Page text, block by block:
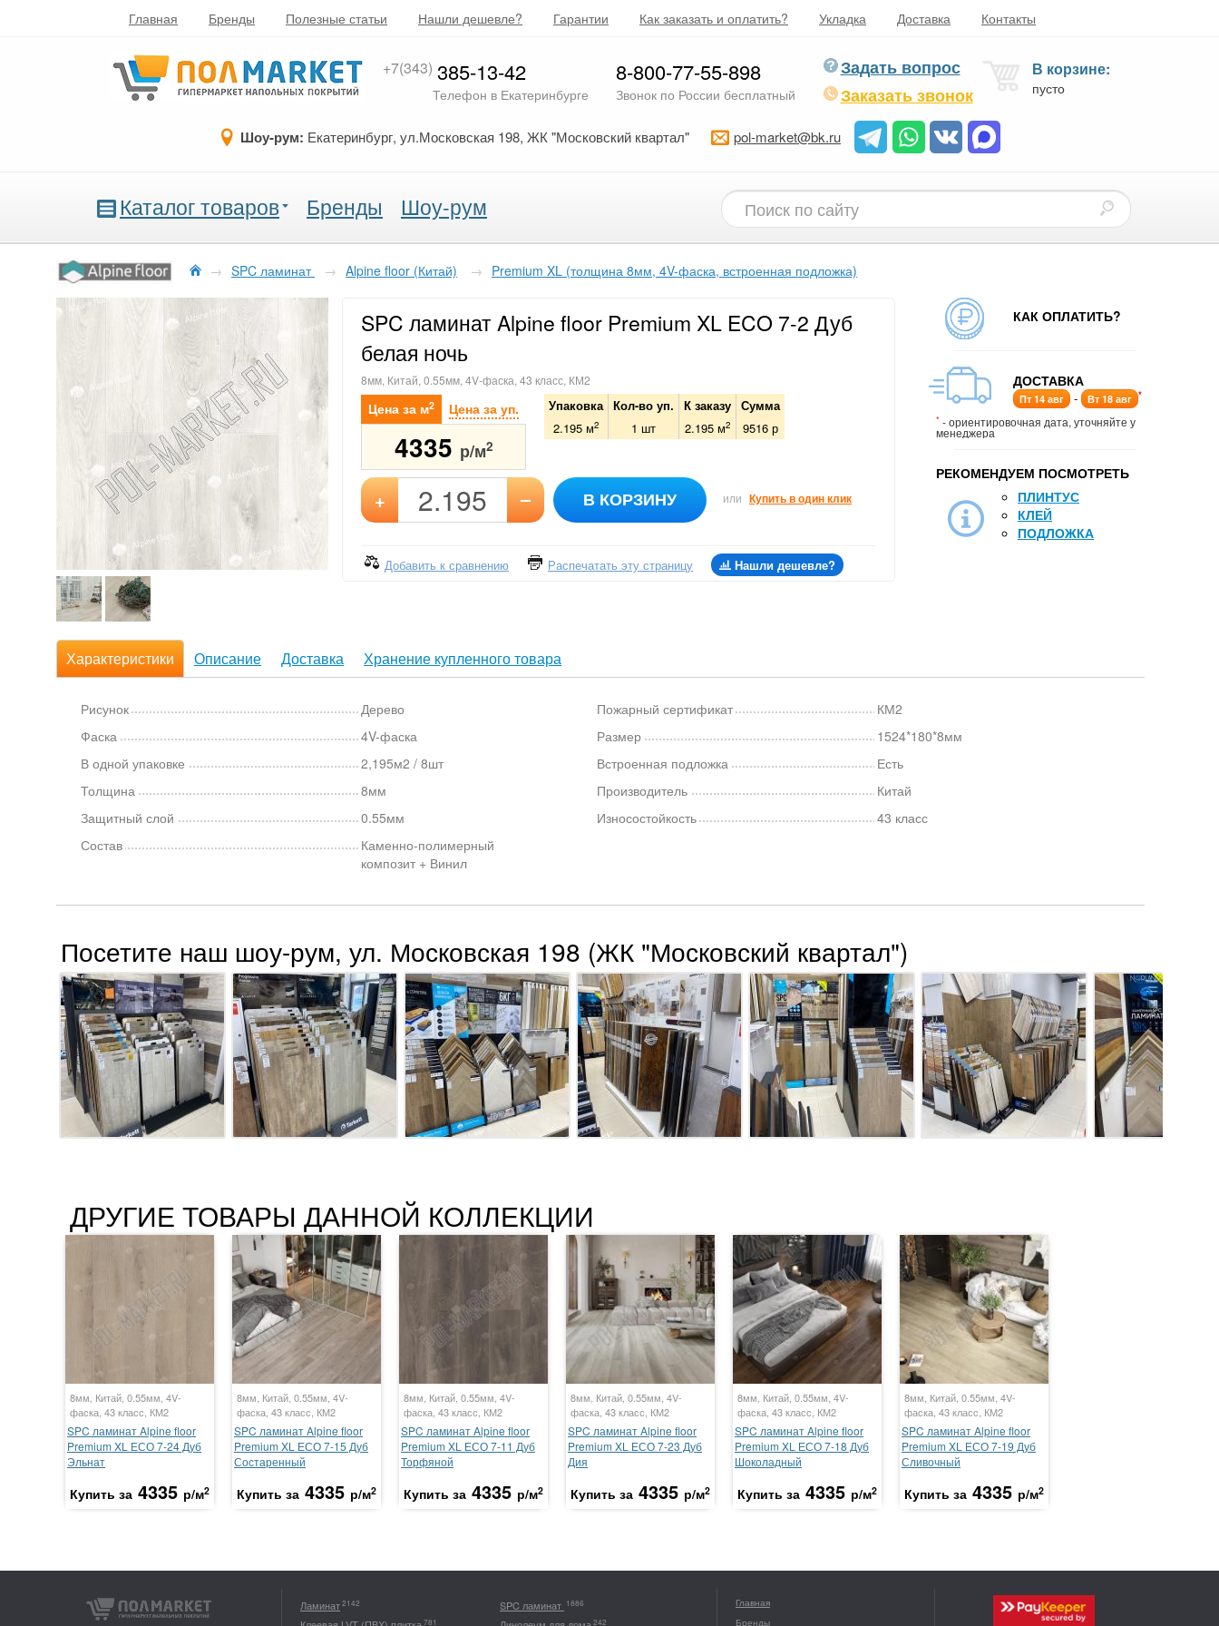
Главная Бренды Полезные статьи Нашли дешевле? Гарантии Как заказать и оплатить? Укладка Доставка Контакты
+7(343) 385-13-42
Телефон в Екатеринбурге
8-800-77-55-898
Звонок по России бесплатный
Задать вопрос
Заказать звонок
В корзине:
пусто
Шоу-рум: Екатеринбург, ул.Московская 198, ЖК "Московский квартал" pol-market@bk.ru
Каталог товаров Бренды Шоу-рум
→ SPC ламинат → Alpine floor (Китай) → Premium XL (толщина 8мм, 4V-фаска, встроенная подложка)
SPC ламинат Alpine floor Premium XL ECO 7-2 Дуб
белая ночь
8мм, Китай, 0.55мм, 4V-фаска, 43 класс, КМ2
Цена за м2 Цена за уп.
4335 р/м2
Упаковка Кол-во уп. К заказу Сумма
2.195 м2 1 шт 2.195 м2 9516 р
+ – В КОРЗИНУ или Купить в один клик
Добавить к сравнению Распечатать эту страницу Нашли дешевле?
КАК ОПЛАТИТЬ?
ДОСТАВКА
Пт 14 авг - Вт 18 авг *
* - ориентировочная дата, уточняйте у
менеджера
РЕКОМЕНДУЕМ ПОСМОТРЕТЬ
ПЛИНТУС
КЛЕЙ
ПОДЛОЖКА
Характеристики Описание Доставка Хранение купленного товара
Рисунок
Дерево
Фаска
4V-фаска
В одной упаковке
2,195м2 / 8шт
Толщина
8мм
Защитный слой
0.55мм
Состав
Каменно-полимерный
композит + Винил
Пожарный сертификат
КМ2
Размер
1524*180*8мм
Встроенная подложка
Есть
Производитель
Китай
Износостойкость
43 класс
Посетите наш шоу-рум, ул. Московская 198 (ЖК "Московский квартал")
ДРУГИЕ ТОВАРЫ ДАННОЙ КОЛЛЕКЦИИ
8мм, Китай, 0.55мм, 4V-
фаска, 43 класс, КМ2
SPC ламинат Alpine floor
Premium XL ЕСО 7-24 Дуб
Эльнат
Купить за 4335 р/м2
8мм, Китай, 0.55мм, 4V-
фаска, 43 класс, КМ2
SPC ламинат Alpine floor
Premium XL ЕСО 7-15 Дуб
Состаренный
Купить за 4335 р/м2
8мм, Китай, 0.55мм, 4V-
фаска, 43 класс, КМ2
SPC ламинат Alpine floor
Premium XL ЕСО 7-11 Дуб
Торфяной
Купить за 4335 р/м2
8мм, Китай, 0.55мм, 4V-
фаска, 43 класс, КМ2
SPC ламинат Alpine floor
Premium XL ЕСО 7-23 Дуб
Дия
Купить за 4335 р/м2
8мм, Китай, 0.55мм, 4V-
фаска, 43 класс, КМ2
SPC ламинат Alpine floor
Premium XL ЕСО 7-18 Дуб
Шоколадный
Купить за 4335 р/м2
8мм, Китай, 0.55мм, 4V-
фаска, 43 класс, КМ2
SPC ламинат Alpine floor
Premium XL ЕСО 7-19 Дуб
Сливочный
Купить за 4335 р/м2
Ламинат2142 SPC ламинат 1886
781 242
Главная
Бренды